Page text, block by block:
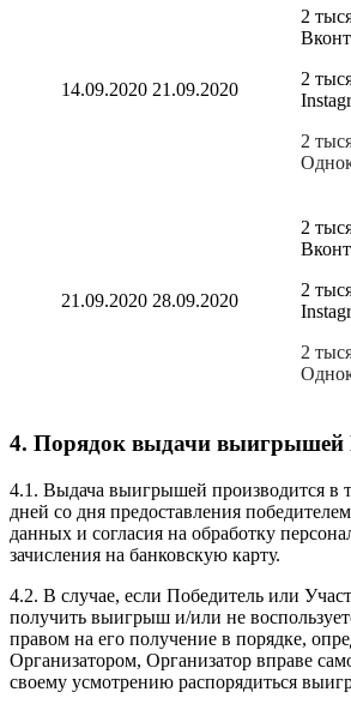
14.09.2020 21.09.2020
2
2
2
21.09.2020 28.09.2020
2
2
2
4. Порядок выдачи выигрышей
4.1. Выдача выигрышей производится в
дней со дня предоставления
данных и согласия на обработку
зачисления на банковскую карту.
4.2. В случае, если Победитель или
получить выигрыш и/или не
правом на его получение в порядке,
Организатором, Организатор вправе
своему усмотрению распорядиться